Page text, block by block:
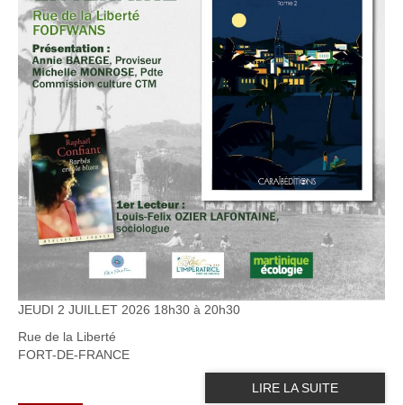
JEUDI 2 JUILLET 2026 18h30 à 20h30
Rue de la Liberté
FORT-DE-FRANCE
LIRE LA SUITE